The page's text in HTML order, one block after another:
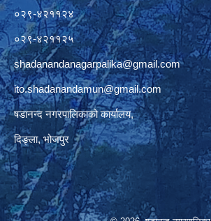
०२९-४२११२४
०२९-४२११२५
shadanandanagarpalika@gmail.com
ito.shadanandamun@gmail.com
षडानन्द नगरपालिकाको कार्यालय,
दिङ्ला, भोजपुर